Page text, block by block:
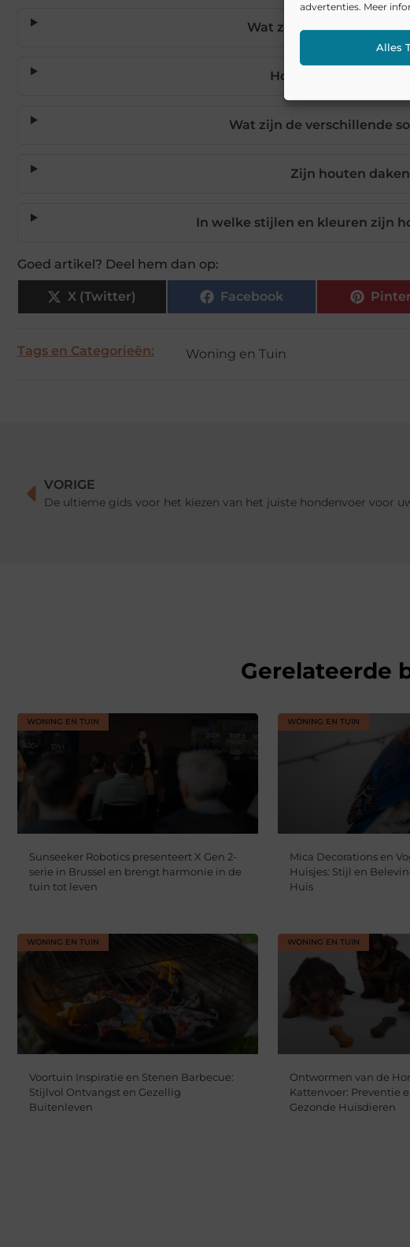
advertenties. Meer
Alles
Wat zijn de voordelen
Hoe lang gaat een
Wat zijn de verschillende
Zijn houten
In welke stijlen en kleuren zijn
Goed artikel? Deel hem dan op:
X (Twitter) Facebook
Tags en Categorieën: Woning en Tuin
VORIGE
De ultieme gids voor het kiezen van het juiste hondenvoer voor
Gerelateerde
WONING EN TUIN
Sunseeker Robotics presenteert X Gen 2-
serie in Brussel en brengt harmonie in de
tuin tot leven
WONING EN TUIN
Mica Decorations en
Huisjes: Stijl en
Huis
WONING EN TUIN
Voortuin Inspiratie en Stenen Barbecue:
Stijlvol Ontvangst en Gezellig
Buitenleven
WONING EN TUIN
Ontwormen van de
Kattenvoer: Preventie
Gezonde Huisdieren